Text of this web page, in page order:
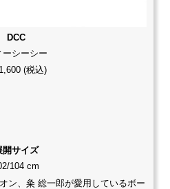
DCC
ーシーシー
(税込)
開サイズ
104 cm
ン、粂 総一郎が愛用しているボー